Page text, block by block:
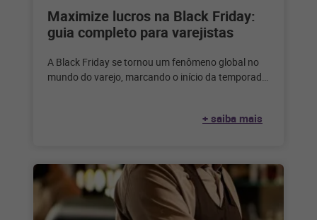
Maximize lucros na Black Friday:
guia completo para varejistas
A Black Friday se tornou um fenômeno global no
mundo do varejo, marcando o início da temporada
+ saiba mais